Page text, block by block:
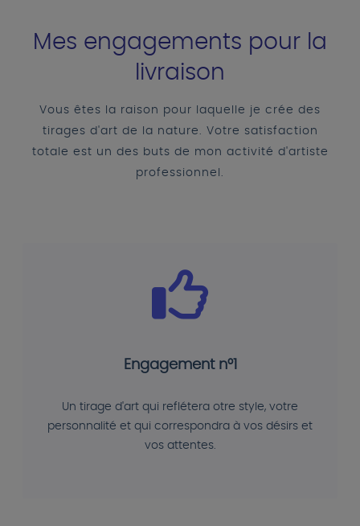
Mes engagements pour la
livraison
Vous êtes la raison pour laquelle je crée des
tirages d'art de la nature. Votre satisfaction
totale est un des buts de mon activité d'artiste
professionnel.
Engagement n°1
Un tirage d'art qui reflétera otre style, votre
personnalité et qui correspondra à vos désirs et
vos attentes.